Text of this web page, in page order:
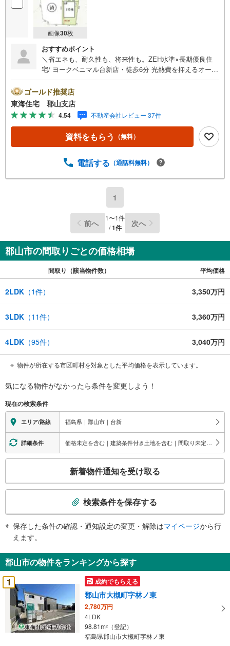
画像30枚
おすすめポイント
＼省エネも、耐久性も、将来性も。ZEH水準×長期優良住
宅/ ヨークベニマル台新店・徒歩6分 光熱費を抑えるオール
住宅へお問い合わせください ■東海住宅 郡山支店が選ばれ
る理由1郡山市を中心に多数の物件を取り扱っています。
新築・中古様々な物件をご紹介可能です。ぜひお気軽にお
問合せ下さい。2お家の購入だけでなく、売却もぜひお任せ
ください。 できる限りお客様のご要望を実現するため
に、責任を持って物件をお預かり致します。3創業50年以上
ーンに不安な方でもまずはお気軽にご相談下さい。 ご予
もご相談承ります。東海住宅 郡山支店営業時間 9:30～18:
ご案内できます。また、見学予約ボタンより現地のご案内
も可能です。＝＝＝＝＝＝＝＝＝＝＝＝
ゴールド推奨店
東海住宅 郡山支店
4.54 不動産会社レビュー 37件
資料をもらう （無料）
電話する （通話料無料）
1
前へ 1〜1件
/1件 次へ
郡山市の間取りごとの価格相場
間取り（該当物件数） 平均価格
2LDK （1件） 3,350万円
3LDK （11件） 3,360万円
4LDK （95件） 3,040万円
物件が所在する市区町村を対象とした平均価格を表示しています。
気になる物件がなかったら条件を変更しよう！
現在の検索条件
エリア/路線 福島県｜郡山市｜台新
詳細条件 価格未定を含む｜建築条件付き土地を含む｜間取り未定を含む
検
知
を
受
け
取
る
・
条
新着物件通知を受け取る
検索条件を保存する
保存した条件の確認・通知設定の変更・解除はマイページから行
えます。
郡山市の物件をランキングから探す
1
成約でもらえる
郡山市大槻町字林ノ東
2,780万円
4LDK
98.81m2
（登記）
福島県郡山市大槻町字林ノ東